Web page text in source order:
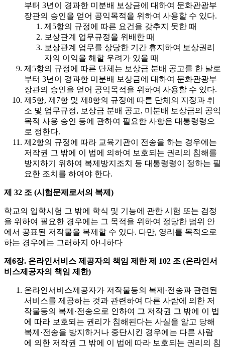
부터 3년이 경과한 미분배 보상금에 대하여 문화관광부
장관의 승인을 얻어 공익목적을 위하여 사용할 수 있다.
제5항의 규정에 따른 요건을 갖추지 못한 때
보상관계 업무규정을 위배한 때
보상관계 업무를 상당한 기간 휴지하여 보상권리
자의 이익을 해할 우려가 있을 때
제5항의 규정에 따른 단체는 보상금 분배 공고를 한 날로
부터 3년이 경과한 미분배 보상금에 대하여 문화관광부
장관의 승인을 얻어 공익목적을 위하여 사용할 수 있다.
제5항, 제7항 및 제8항의 규정에 따른 단체의 지정과 취
소 및 업무규정, 보상금 분배 공고, 미분배 보상금의 공익
목적 사용 승인 등에 관하여 필요한 사항은 대통령령으
로 정한다.
제2항의 규정에 따라 교육기관이 전송을 하는 경우에는
저작권 그 밖에 이 법에 의하여 보호되는 권리의 침해를
방지하기 위하여 복제방지조치 등 대통령령이 정하는 필
요한 조치를 하여야 한다.
제 32 조 (시험문제로서의 복제)
학교의 입학시험 그 밖에 학식 및 기능에 관한 시험 또는 검정
을 위하여 필요한 경우에는 그 목적을 위하여 정당한 범위 안
에서 공표된 저작물을 복제할 수 있다. 다만, 영리를 목적으로
하는 경우에는 그러하지 아니하다
제6장. 온라인서비스 제공자의 책임 제한 제 102 조 (온라인서
비스제공자의 책임 제한)
온라인서비스제공자가 저작물등의 복제·전송과 관련된
서비스를 제공하는 것과 관련하여 다른 사람에 의한 저
작물등의 복제·전송으로 인하여 그 저작권 그 밖에 이 법
에 따라 보호되는 권리가 침해된다는 사실을 알고 당해
복제·전송을 방지하거나 중단시킨 경우에는 다른 사람
에 의한 저작권 그 밖에 이 법에 따라 보호되는 권리의 침